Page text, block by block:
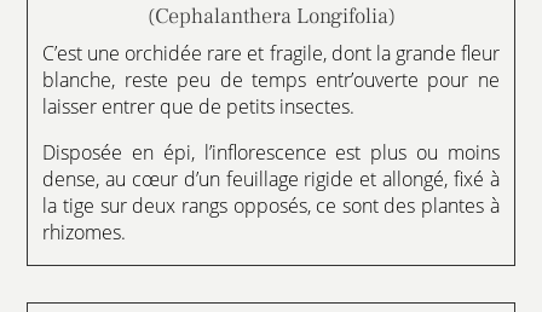
(Cephalanthera Longifolia)
C’est une orchidée rare et fragile, dont la grande fleur
blanche, reste peu de temps entr’ouverte pour ne
laisser entrer que de petits insectes.
Disposée en épi, l’inflorescence est plus ou moins
dense, au cœur d’un feuillage rigide et allongé, fixé à
la tige sur deux rangs opposés, ce sont des plantes à
rhizomes.